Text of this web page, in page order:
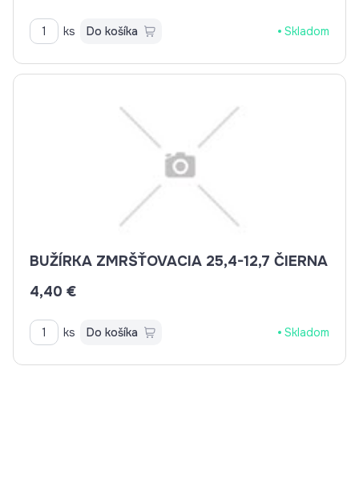
ks Do košíka Skladom
BUŽÍRKA ZMRŠŤOVACIA 25,4-12,7 ČIERNA
4,40 €
ks Do košíka Skladom